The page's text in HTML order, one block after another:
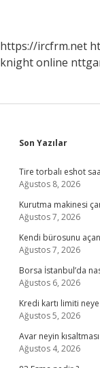
https://ircfrm.net
knight online
Sidebar
Son Yazılar
Tire torbalı eshot
Ağustos 8, 2026
Kurutma makinesi
Ağustos 7, 2026
Kendi bürosunu
Ağustos 7, 2026
Borsa İstanbul’da
Ağustos 6, 2026
Kredi kartı limiti
Ağustos 5, 2026
Avar neyin kısaltması
Ağustos 4, 2026